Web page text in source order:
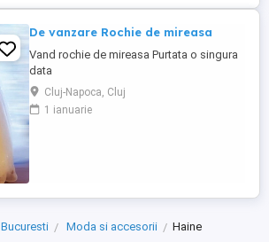
De vanzare Rochie de mireasa
Vand rochie de mireasa Purtata o singura
data
Cluj-Napoca, Cluj
1 ianuarie
Bucuresti Moda si accesorii Haine